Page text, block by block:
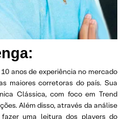
anos de experiência no mercado
maiores corretoras do país. Sua
Clássica, com foco em Trend
Além disso, através da análise
uma leitura dos players do